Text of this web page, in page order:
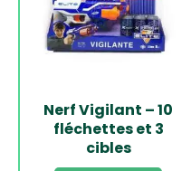
Nerf Vigilant – 10
fléchettes et 3
cibles